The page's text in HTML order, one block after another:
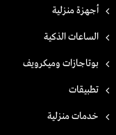
أجهزة منزلية
الساعات الذكية
بوتاجازات وميكرويف
تطبيقات
خدمات منزلية